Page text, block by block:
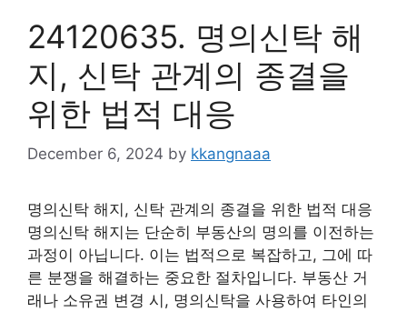
24120635. 명의신탁 해
지, 신탁 관계의 종결을
위한 법적 대응
December 6, 2024 by kkangnaaa
명의신탁 해지, 신탁 관계의 종결을 위한 법적 대응
명의신탁 해지는 단순히 부동산의 명의를 이전하는
과정이 아닙니다. 이는 법적으로 복잡하고, 그에 따
른 분쟁을 해결하는 중요한 절차입니다. 부동산 거
래나 소유권 변경 시, 명의신탁을 사용하여 타인의